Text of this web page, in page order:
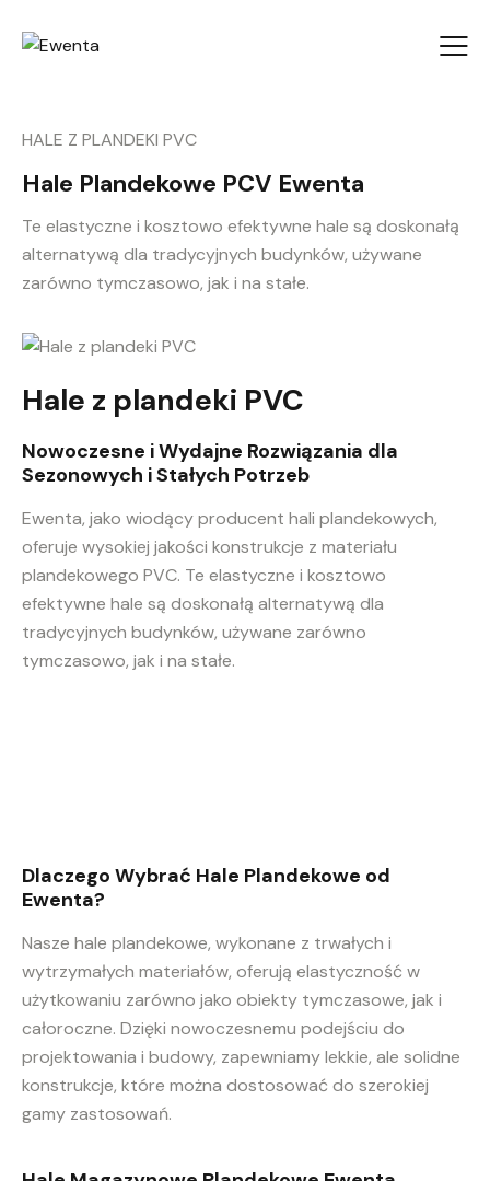
HALE Z PLANDEKI PVC
Hale z plandeki PVC
Nowoczesne i Wydajne Rozwiązania dla
Sezonowych i Stałych Potrzeb
Ewenta, jako wiodący producent hali plandekowych,
oferuje wysokiej jakości konstrukcje z materiału
plandekowego PVC. Te elastyczne i kosztowo
efektywne hale są doskonałą alternatywą dla
tradycyjnych budynków, używane zarówno
tymczasowo, jak i na stałe.
Dlaczego Wybrać Hale Plandekowe od
Ewenta?
Nasze hale plandekowe, wykonane z trwałych i
wytrzymałych materiałów, oferują elastyczność w
użytkowaniu zarówno jako obiekty tymczasowe, jak i
całoroczne. Dzięki nowoczesnemu podejściu do
projektowania i budowy, zapewniamy lekkie, ale solidne
konstrukcje, które można dostosować do szerokiej
gamy zastosowań.
Hale Plandekowe PCV Ewenta
Te elastyczne i kosztowo efektywne hale są doskonałą
alternatywą dla tradycyjnych budynków, używane
zarówno tymczasowo, jak i na stałe.